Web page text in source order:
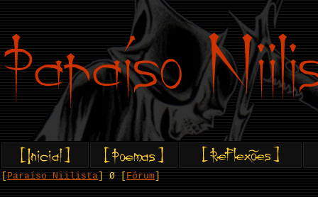
Paraíso Niilista ] Ø [ Fórum